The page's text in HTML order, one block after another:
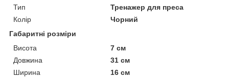
Тип
Тренажер для преса
Колір
Чорний
Габаритні розміри
Висота
7 см
Довжина
31 см
Ширина
16 см